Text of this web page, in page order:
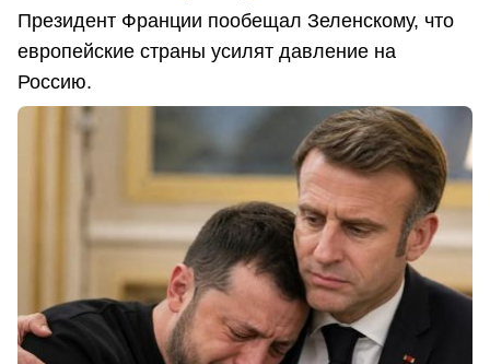
Президент Франции пообещал Зеленскому, что
европейские страны усилят давление на
Россию.